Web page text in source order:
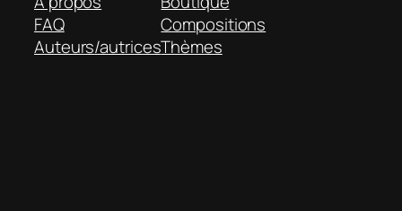
FAQ
Auteurs/autrices
Compositions
Thèmes